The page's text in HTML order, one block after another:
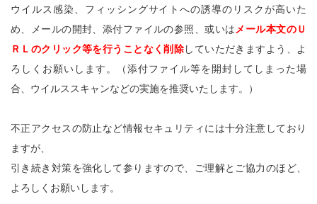
ウイルス感染、フィッシングサイトへの誘導のリスクが高いた
め、メールの開封、添付ファイルの参照、或いは メール本文のＵ
ＲＬのクリック等を行うことなく削除していただきますよう、よ
ろしくお願いします。（添付ファイル等を開封してしまった場
合、ウイルススキャンなどの実施を推奨いたします。）
不正アクセスの防止など情報セキュリティには十分注意しており
ますが、
引き続き対策を強化して参りますので、ご理解とご協力のほど、
よろしくお願いします。